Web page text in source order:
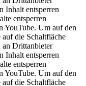
Inhalt entsperren
entsperren
YouTube. Um auf den
die Schaltfläche
an Drittanbieter
Inhalt entsperren
entsperren
YouTube. Um auf den
die Schaltfläche